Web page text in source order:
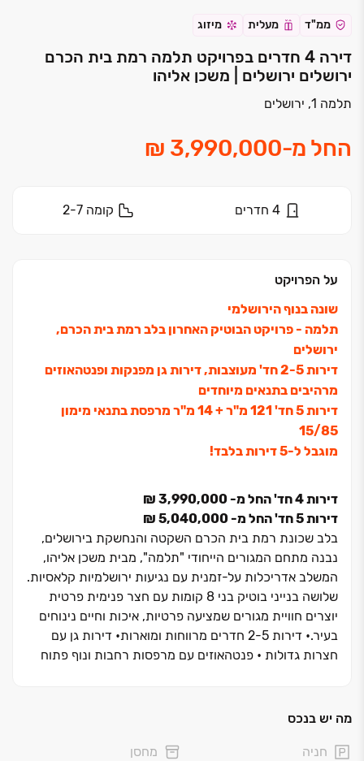
ממ"ד מעלית מיזוג
דירה 4 חדרים בפרויקט תלמה רמת בית הכרם
ירושלים ירושלים | משכן אליהו
תלמה 1, ירושלים
החל מ-
4 חדרים קומה 2-7
על הפרויקט
שונה בנוף הירושלמי
תלמה - פרויקט הבוטיק האחרון בלב רמת בית הכרם,
ירושלים
דירות ‏2-5 חד' מעוצבות, דירות גן מפנקות ופנטהאוזים
מרהיבים בתנאים מיוחדים
דירות 5 חד' 121 מ"ר + 14 מ"ר מרפסת בתנאי מימון
15/85
מוגבל ל-5 דירות בלבד!
דירות ‏4 חד' החל מ- ‏3,990,000 ‏₪
דירות ‏5 חד' החל מ- ‏5,040,000 ‏₪
בלב שכונת רמת בית הכרם השקטה והנחשקת בירושלים,
נבנה מתחם המגורים הייחודי "תלמה", מבית משכן אליהו,
המשלב אדריכלות על-זמנית עם נגיעות ירושלמיות קלאסיות.
שלושה בנייני בוטיק בני ‏8 קומות עם חצר פנימית פרטית
יוצרים חוויית מגורים שמציעה פרטיות, איכות וחיים נינוחים
בעיר.• דירות ‏2-5 חדרים מרווחות ומוארות• דירות גן עם
חצרות גדולות • פנטהאוזים עם מרפסות רחבות ונוף פתוח
העיר ועדיין לשמור על השלווה הביתית שכולם
מה יש בנכס
חניה מחסן